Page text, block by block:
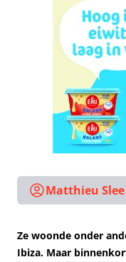
Matthieu Slee
Ze woonde onder
Ibiza. Maar